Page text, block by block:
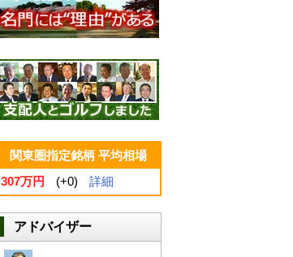
関東圏指定銘柄 平均相場
307万円
(+0) 詳細
アドバイザー